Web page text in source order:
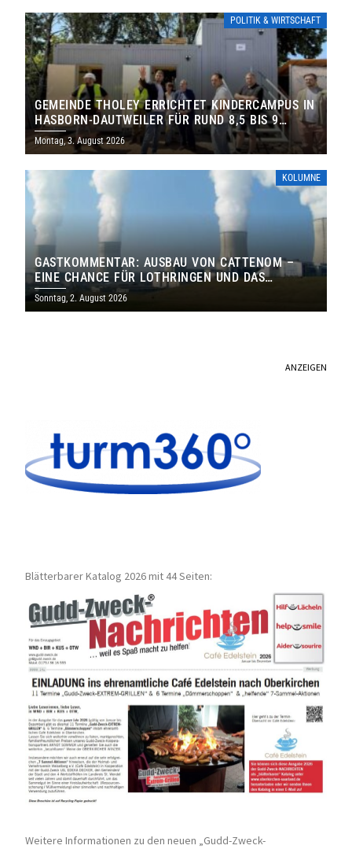
POLITIK & WIRTSCHAFT
GEMEINDE THOLEY ERRICHTET KINDERCAMPUS IN
HASBORN-DAUTWEILER FÜR RUND 8,5 BIS 9
MILLIONEN EURO
Montag, 3. August 2026
KOLUMNE
GASTKOMMENTAR: AUSBAU VON CATTENOM –
EINE CHANCE FÜR LOTHRINGEN UND DAS
SAARLAND
Sonntag, 2. August 2026
ANZEIGEN
Blätterbarer Katalog 2026 mit 44 Seiten:
Weitere Informationen zu den neuen „Gudd-Zweck-